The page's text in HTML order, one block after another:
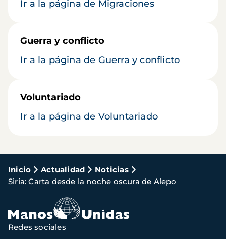
Ir a la página de Migraciones
Guerra y conflicto
Ir a la página de Guerra y conflicto
Voluntariado
Ir a la página de Voluntariado
Ruta
de
navegación
Inicio Actualidad
Noticias
Siria: Carta desde la noche oscura de Alepo
Redes sociales